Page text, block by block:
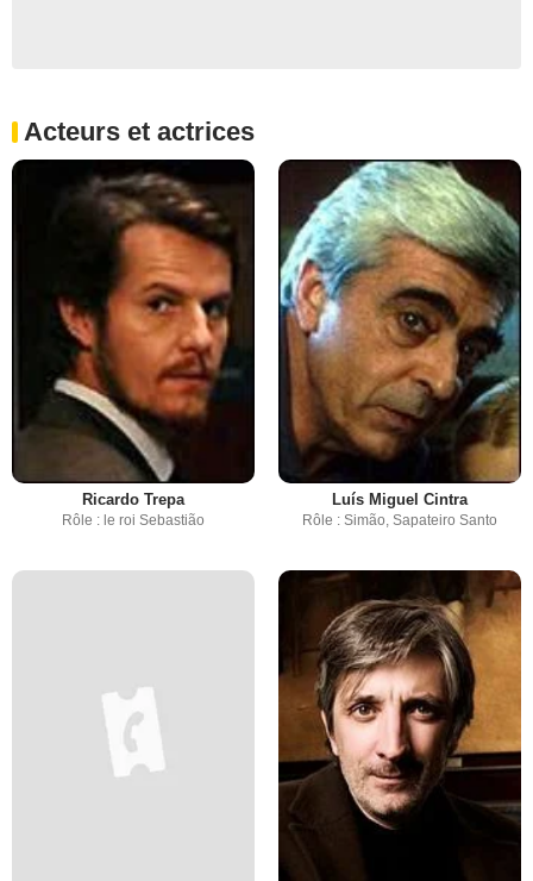
Acteurs et actrices
Ricardo Trepa
Rôle : le roi Sebastião
Luís Miguel Cintra
Rôle : Simão, Sapateiro Santo